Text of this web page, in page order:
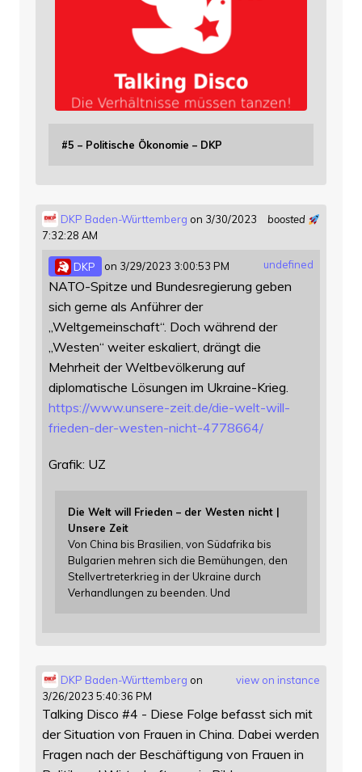
#5 – Politische Ökonomie – DKP
boosted
DKP Baden-Württemberg on 3/30/2023
7:32:28 AM
undefined
DKP on 3/29/2023 3:00:53 PM
NATO-Spitze und Bundesregierung geben
sich gerne als Anführer der
„Weltgemeinschaft“. Doch während der
„Westen“ weiter eskaliert, drängt die
Mehrheit der Weltbevölkerung auf
diplomatische Lösungen im Ukraine-Krieg.
https://www.unsere-zeit.de/die-welt-will-
frieden-der-westen-nicht-4778664/
Grafik: UZ
Die Welt will Frieden – der Westen nicht |
Unsere Zeit
Von China bis Brasilien, von Südafrika bis
Bulgarien mehren sich die Bemühungen, den
Stellvertreterkrieg in der Ukraine durch
Verhandlungen zu beenden. Und
view on instance
DKP Baden-Württemberg on
3/26/2023 5:40:36 PM
Talking Disco #4 - Diese Folge befasst sich mit
der Situation von Frauen in China. Dabei werden
Fragen nach der Beschäftigung von Frauen in